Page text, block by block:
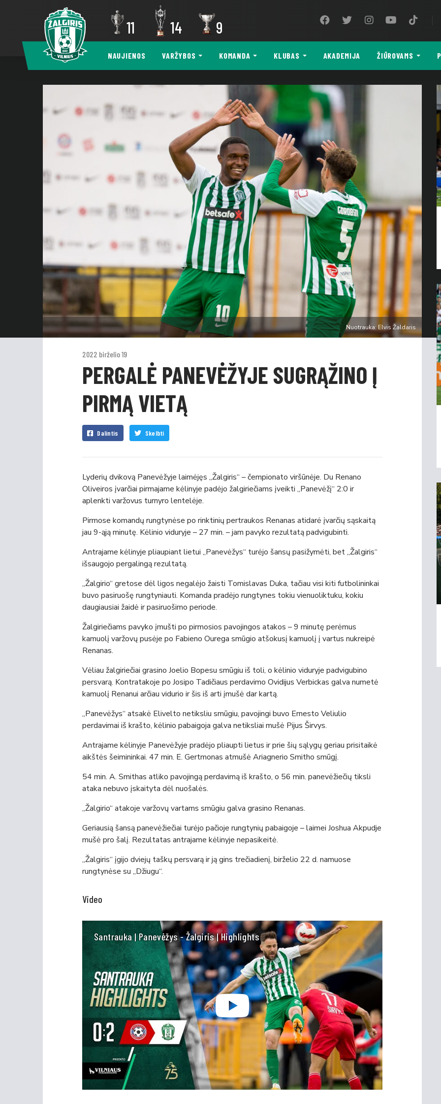
11 14 9
NAUJIENOS VARŽYBOS KOMANDA KLUBAS AKADEMIJA ŽIŪROVAMS
Nuotrauka: Elvis Žaldaris
2022 birželio 19
PERGALĖ PANEVĖŽYJE SUGRĄŽINO Į
PIRMĄ VIETĄ
Dalintis Skelbti
Lyderių dvikovą Panevėžyje laimėjęs „Žalgiris“ – čempionato viršūnėje. Du Renano
Oliveiros įvarčiai pirmajame kėlinyje padėjo žalgiriečiams įveikti „Panevėžį“ 2:0 ir
aplenkti varžovus turnyro lentelėje.
Pirmose komandų rungtynėse po rinktinių pertraukos Renanas atidarė įvarčių sąskaitą
jau 9-ąją minutę. Kėlinio viduryje – 27 min. – jam pavyko rezultatą padvigubinti.
Antrajame kėlinyje pliaupiant lietui „Panevėžys“ turėjo šansų pasižymėti, bet „Žalgiris“
išsaugojo pergalingą rezultatą.
„Žalgirio“ gretose dėl ligos negalėjo žaisti Tomislavas Duka, tačiau visi kiti futbolininkai
buvo pasiruošę rungtyniauti. Komanda pradėjo rungtynes tokiu vienuoliktuku, kokiu
daugiausiai žaidė ir pasiruošimo periode.
Žalgiriečiams pavyko įmušti po pirmosios pavojingos atakos – 9 minutę perėmus
kamuolį varžovų pusėje po Fabieno Ourega smūgio atšokusį kamuolį į vartus nukreipė
Renanas.
Vėliau žalgiriečiai grasino Joelio Bopesu smūgiu iš toli, o kėlinio viduryje padvigubino
persvarą. Kontratakoje po Josipo Tadičiaus perdavimo Ovidijus Verbickas galva numetė
kamuolį Renanui arčiau vidurio ir šis iš arti įmušė dar kartą.
„Panevėžys“ atsakė Elivelto netiksliu smūgiu, pavojingi buvo Ernesto Veliulio
perdavimai iš krašto, kėlinio pabaigoja galva netiksliai mušė Pijus Širvys.
Antrajame kėlinyje Panevėžyje pradėjo pliaupti lietus ir prie šių sąlygų geriau prisitaikė
aikštės šeimininkai. 47 min. E. Gertmonas atmušė Ariagnerio Smitho smūgį.
54 min. A. Smithas atliko pavojingą perdavimą iš krašto, o 56 min. panevėžiečių tiksli
ataka nebuvo įskaityta dėl nuošalės.
„Žalgirio“ atakoje varžovų vartams smūgiu galva grasino Renanas.
Geriausią šansą panevėžiečiai turėjo pačioje rungtynių pabaigoje – laimei Joshua Akpudje
mušė pro šalį. Rezultatas antrajame kėlinyje nepasikeitė.
„Žalgiris“ įgijo dviejų taškų persvarą ir ją gins trečiadienį, birželio 22 d. namuose
rungtynėse su „Džiugu“.
Video
Santrauka | Panevėžys - Žalgiris | Highlights